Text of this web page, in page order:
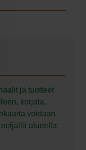
ja tuotteet
korjata,
voidaan
alueella: